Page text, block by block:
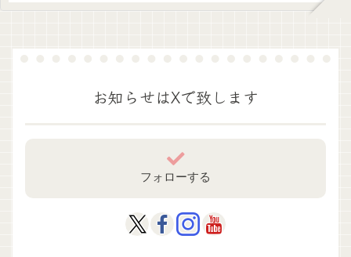
お知らせはXで致します
フォローする